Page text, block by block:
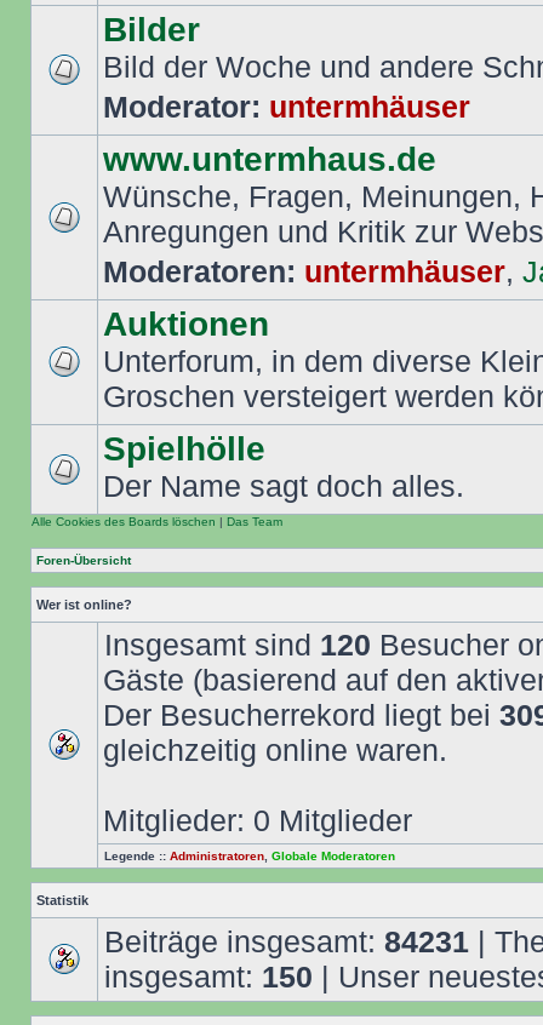
Bilder
Bild der Woche und andere
Moderator: untermhäuser
www.untermhaus.de
Wünsche, Fragen, Meinungen,
Anregungen und Kritik zur
Moderatoren: untermhäuser,
Auktionen
Unterforum, in dem diverse
Groschen versteigert werden
Spielhölle
Der Name sagt doch alles.
Alle Cookies des Boards löschen | Das Team
Foren-Übersicht
Wer ist online?
Insgesamt sind 120 Besucher
Gäste (basierend auf den
Der Besucherrekord liegt bei
gleichzeitig online waren.
Mitglieder: 0 Mitglieder
Legende :: Administratoren Globale Moderatoren
Statistik
Beiträge insgesamt: 84231 |
insgesamt: 150 | Unser